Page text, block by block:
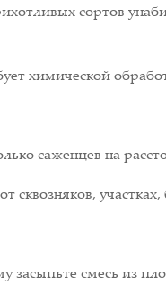
сортов
химической
саженцев на
смесь из